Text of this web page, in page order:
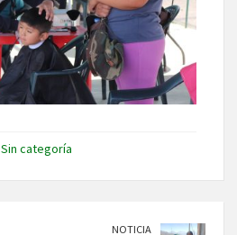
Sin categoría
NOTICIA